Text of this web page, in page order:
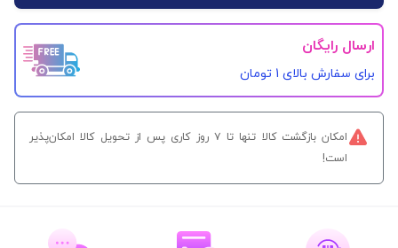
ارسال رایگان
برای سفارش‌ بالای 1 تومان
امکان بازگشت کالا تنها تا ۷ روز کاری پس از تحویل کالا امکان‌پذیر
است!